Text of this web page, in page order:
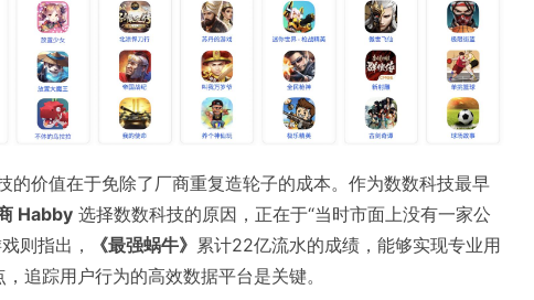
的价值在于免除了厂商重复造轮子的成本。作为数数科技最早
Habby 选择数数科技的原因，正在于“当时市面上没有一家公
则指出，
《最强蜗牛》 累计22亿流水的成绩，能够实现专业用
追踪用户行为的高效数据平台是关键。